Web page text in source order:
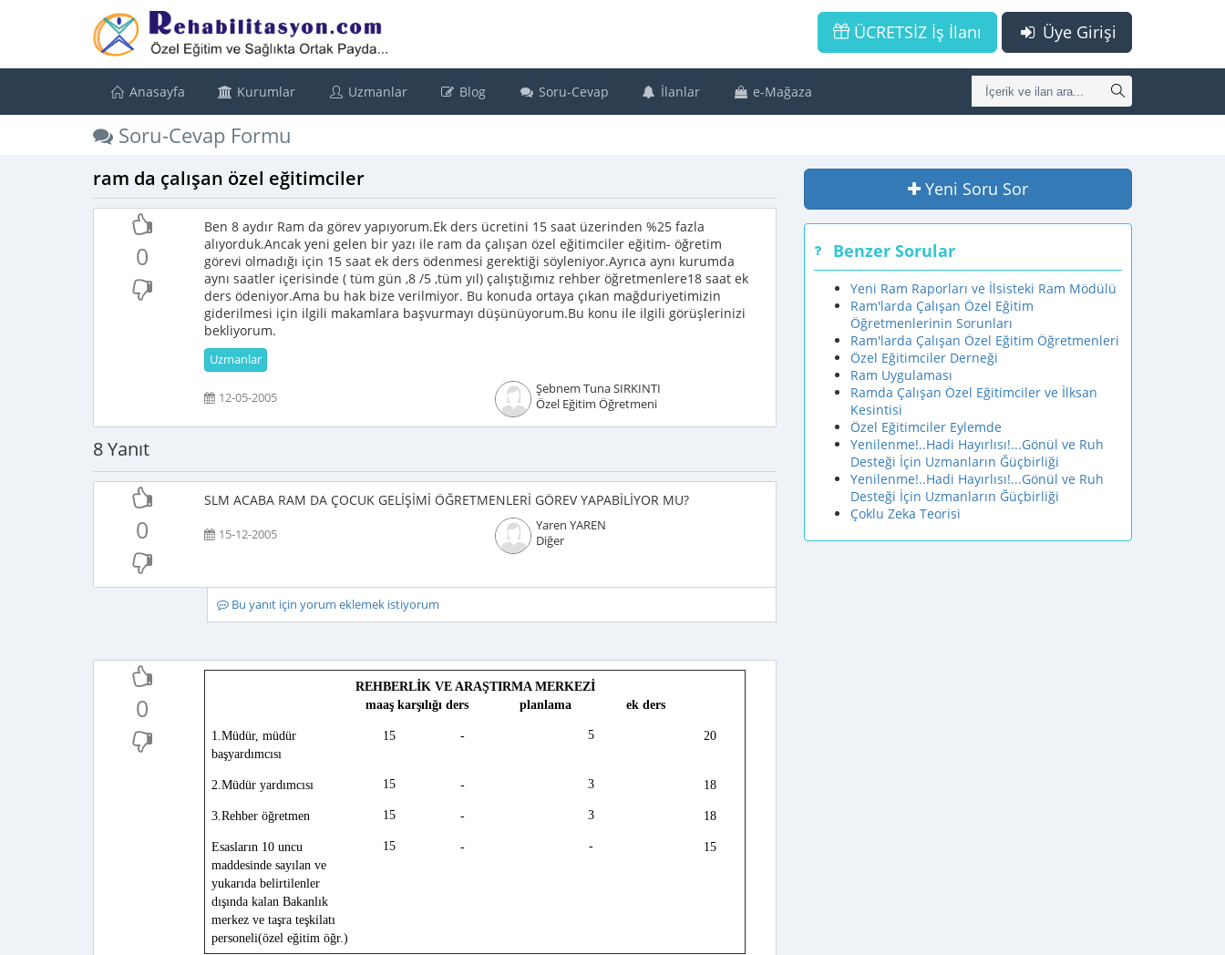
Üye Girişi
ÜCRETSİZ İş İlanı
Anasayfa Kurumlar Uzmanlar Blog Soru-Cevap İlanlar e-Mağaza
Soru-Cevap Formu
ram da çalışan özel eğitimciler
0
Ben 8 aydır Ram da görev yapıyorum.Ek ders ücretini 15 saat üzerinden %25 fazla
alıyorduk.Ancak yeni gelen bir yazı ile ram da çalışan özel eğitimciler eğitim- öğretim
görevi olmadığı için 15 saat ek ders ödenmesi gerektiği söyleniyor.Ayrıca aynı kurumda
aynı saatler içerisinde ( tüm gün ,8 /5 ,tüm yıl) çalıştığımız rehber öğretmenlere18 saat ek
ders ödeniyor.Ama bu hak bize verilmiyor. Bu konuda ortaya çıkan mağduriyetimizin
giderilmesi için ilgili makamlara başvurmayı düşünüyorum.Bu konu ile ilgili görüşlerinizi
bekliyorum.
Uzmanlar
12-05-2005
Şebnem Tuna SIRKINTI
Özel Eğitim Öğretmeni
8 Yanıt
0
SLM ACABA RAM DA ÇOCUK GELİŞİMİ ÖĞRETMENLERİ GÖREV YAPABİLİYOR MU?
15-12-2005
Yaren YAREN
Diğer
Bu yanıt için yorum eklemek istiyorum
0
REHBERLİK VE ARAŞTIRMA MERKEZİ
maaş karşılığı ders planlama ek ders
1.Müdür, müdür
başyardımcısı
15 - 5 20
2.Müdür yardımcısı 15 - 3 18
3.Rehber öğretmen 15 - 3 18
Esasların 10 uncu
maddesinde sayılan ve
yukarıda belirtilenler
dışında kalan Bakanlık
merkez ve taşra teşkilatı
personeli(özel eğitim öğr.)
15 - - 15
Yeni Soru Sor
Benzer Sorular
Yeni Ram Raporları ve İlsisteki Ram Mödülü
Ram'larda Çalışan Özel Eğitim
Öğretmenlerinin Sorunları
Ram'larda Çalışan Özel Eğitim Öğretmenleri
Özel Eğitimciler Derneği
Ram Uygulaması
Ramda Çalışan Özel Eğitimciler ve İlksan
Kesintisi
Özel Eğitimciler Eylemde
Yenilenme!..Hadi Hayırlısı!...Gönül ve Ruh
Desteği İçin Uzmanların Ğüçbirliği
Yenilenme!..Hadi Hayırlısı!...Gönül ve Ruh
Desteği İçin Uzmanların Ğüçbirliği
Çoklu Zeka Teorisi